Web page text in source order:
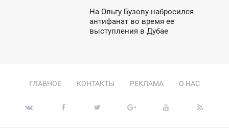
На Ольгу Бузову набросился
антифанат во время ее
выступления в Дубае
ГЛАВНОЕ КОНТАКТЫ РЕКЛАМА О НАС